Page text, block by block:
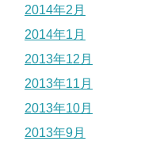
2014年2月
2014年1月
2013年12月
2013年11月
2013年10月
2013年9月